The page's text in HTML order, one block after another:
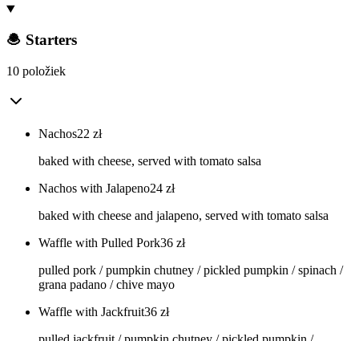
🧆 Starters
10 položiek
Nachos22 zł
baked with cheese, served with tomato salsa
Nachos with Jalapeno24 zł
baked with cheese and jalapeno, served with tomato salsa
Waffle with Pulled Pork36 zł
pulled pork / pumpkin chutney / pickled pumpkin / spinach /
grana padano / chive mayo
Waffle with Jackfruit36 zł